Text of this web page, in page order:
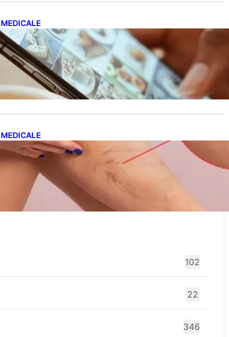
Bateriilor pentru Telefoane:
Provocări și Viitorul Tehnologiei
și Umflarea Picioarelor pe Caniculă:
Simptomelor și Măsurilor de
102
22
346